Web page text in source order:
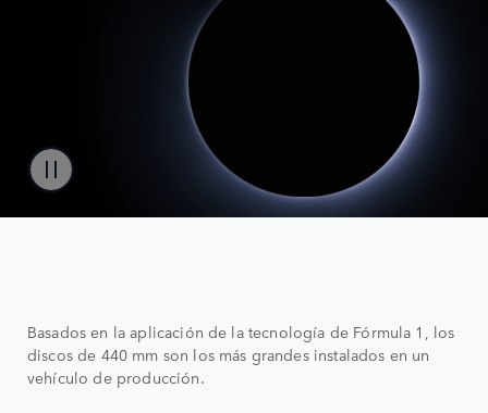
Basados en la aplicación de la tecnología de Fórmula 1, los
discos de 440 mm son los más grandes instalados en un
vehículo de producción.